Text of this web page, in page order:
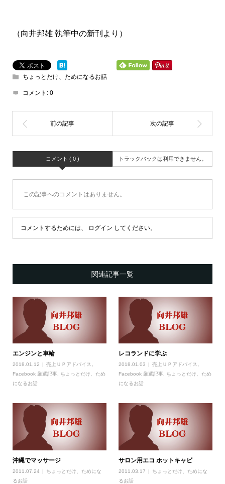
（向井邦雄 執筆中の新刊より）
ちょっとだけ、ためになるお話
コメント: 0
コメント ( 0 ) トラックバックは利用できません。
この記事へのコメントはありません。
コメントするためには、 ログイン してください。
関連記事一覧
エンジンと車輪
2018.01.12 売上ＵＰアドバイス,
Facebook 厳選記事, ちょっとだけ、ため
になるお話
レコランドに学ぶ
2018.01.03 売上ＵＰアドバイス,
Facebook 厳選記事, ちょっとだけ、ため
になるお話
沖縄でマッサージ
2011.07.24
ちょっとだけ、ためにな
るお話
サロン用エコ ホットキャビ
2011.03.17
ちょっとだけ、ためにな
るお話